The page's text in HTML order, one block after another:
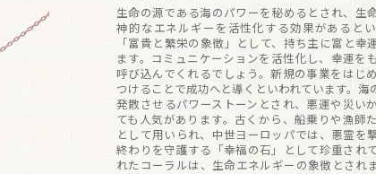
生命の源である海のパワーを秘めるとされ、生
神的なエネルギーを活性化する効果があるとい
「富貴と繁栄の象徴」として、持ち主に富と幸
ます。コミュニケーションを活性化し、幸運を
呼び込んでくれるでしょう。新規の事業をはじ
つけることで成功へと導くといわれています。海
発散させるパワーストーンとされ、悪運や災い
ても人気があります。古くから、船乗りや漁師
として用いられ、中世ヨーロッパでは、悪霊を
終わりを守護する「幸福の石」として珍重され
れたコーラルは、生命エネルギーの象徴とされ